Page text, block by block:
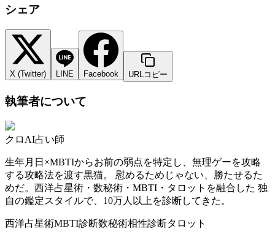
シェア
X (Twitter) LINE Facebook URLコピー
執筆者について
クロ AI占い師
生年月日×MBTIからお前の弱点を特定し、無理ゲーを攻略
する攻略法を渡す黒猫。 慰めるためじゃない、勝たせるた
めだ。西洋占星術・数秘術・MBTI・タロットを融合した 独
自の鑑定スタイルで、10万人以上を診断してきた。
西洋占星術MBTI診断数秘術相性診断タロット